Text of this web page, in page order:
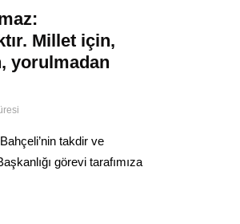
Millet için,
yorulmadan
takdir ve
görevi tarafımıza